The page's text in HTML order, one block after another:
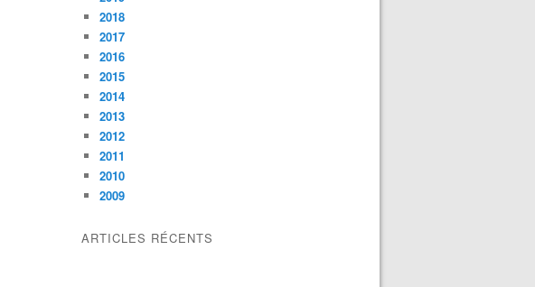
2018
2017
2016
2015
2014
2013
2012
2011
2010
2009
ARTICLES RÉCENTS